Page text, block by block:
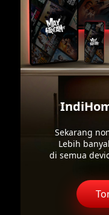
Sekarang
Lebih
di semua